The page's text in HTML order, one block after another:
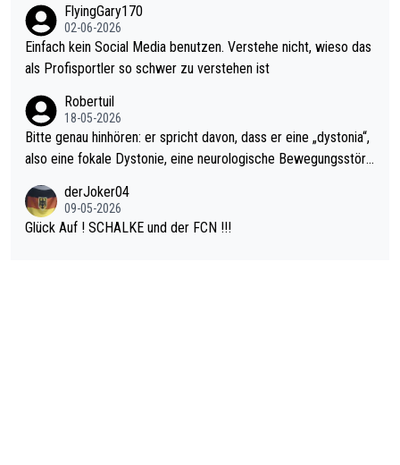
el hat.
s Leben in den Griff kriegen. Nur eins wundert mich: Luke Little
r war doch neulich erst derjenige, der über Social Media GvV p
rovoziert hat. Und Littlers Mutter schießt öfters mal gegen Ric
FlyingGary170
02-06-2026
Einfach kein Social Media benutzen. Verstehe nicht, wieso das
als Profisportler so schwer zu verstehen ist
Robertuil
18-05-2026
Bitte genau hinhören: er spricht davon, dass er eine „dystonia“,
also eine fokale Dystonie, eine neurologische Bewegungsstöru
erden, im Arm hat. Und, dass Medikamente ihm helfen! Ich glau
be immer noch, dass sehr viele der Dartits-Fälle fälschlich psy
derJoker04
09-05-2026
Glück Auf ! SCHALKE und der FCN !!!